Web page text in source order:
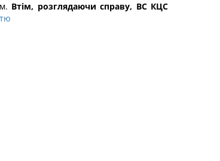
Втім, розглядаючи справу, ВС КЦС